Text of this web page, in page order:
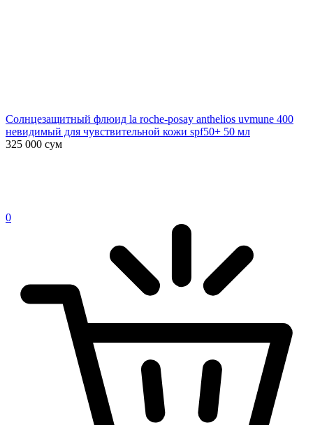
Солнцезащитный флюид la roche-posay anthelios uvmune 400
невидимый для чувствительной кожи spf50+ 50 мл
325 000 сум
0